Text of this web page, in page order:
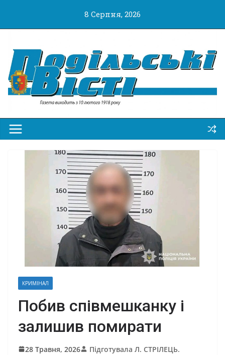
8 Серпня, 2026
КРИМІНАЛ
Побив співмешканку і
залишив помирати
28 Травня, 2026 Підготувала Л. СТРІЛЕЦЬ.